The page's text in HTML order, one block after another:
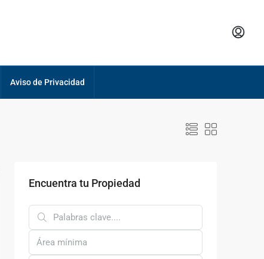
Aviso de Privacidad
Encuentra tu Propiedad